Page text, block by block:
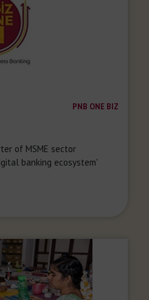
PNB ONE BIZ
of MSME sector
banking ecosystem'